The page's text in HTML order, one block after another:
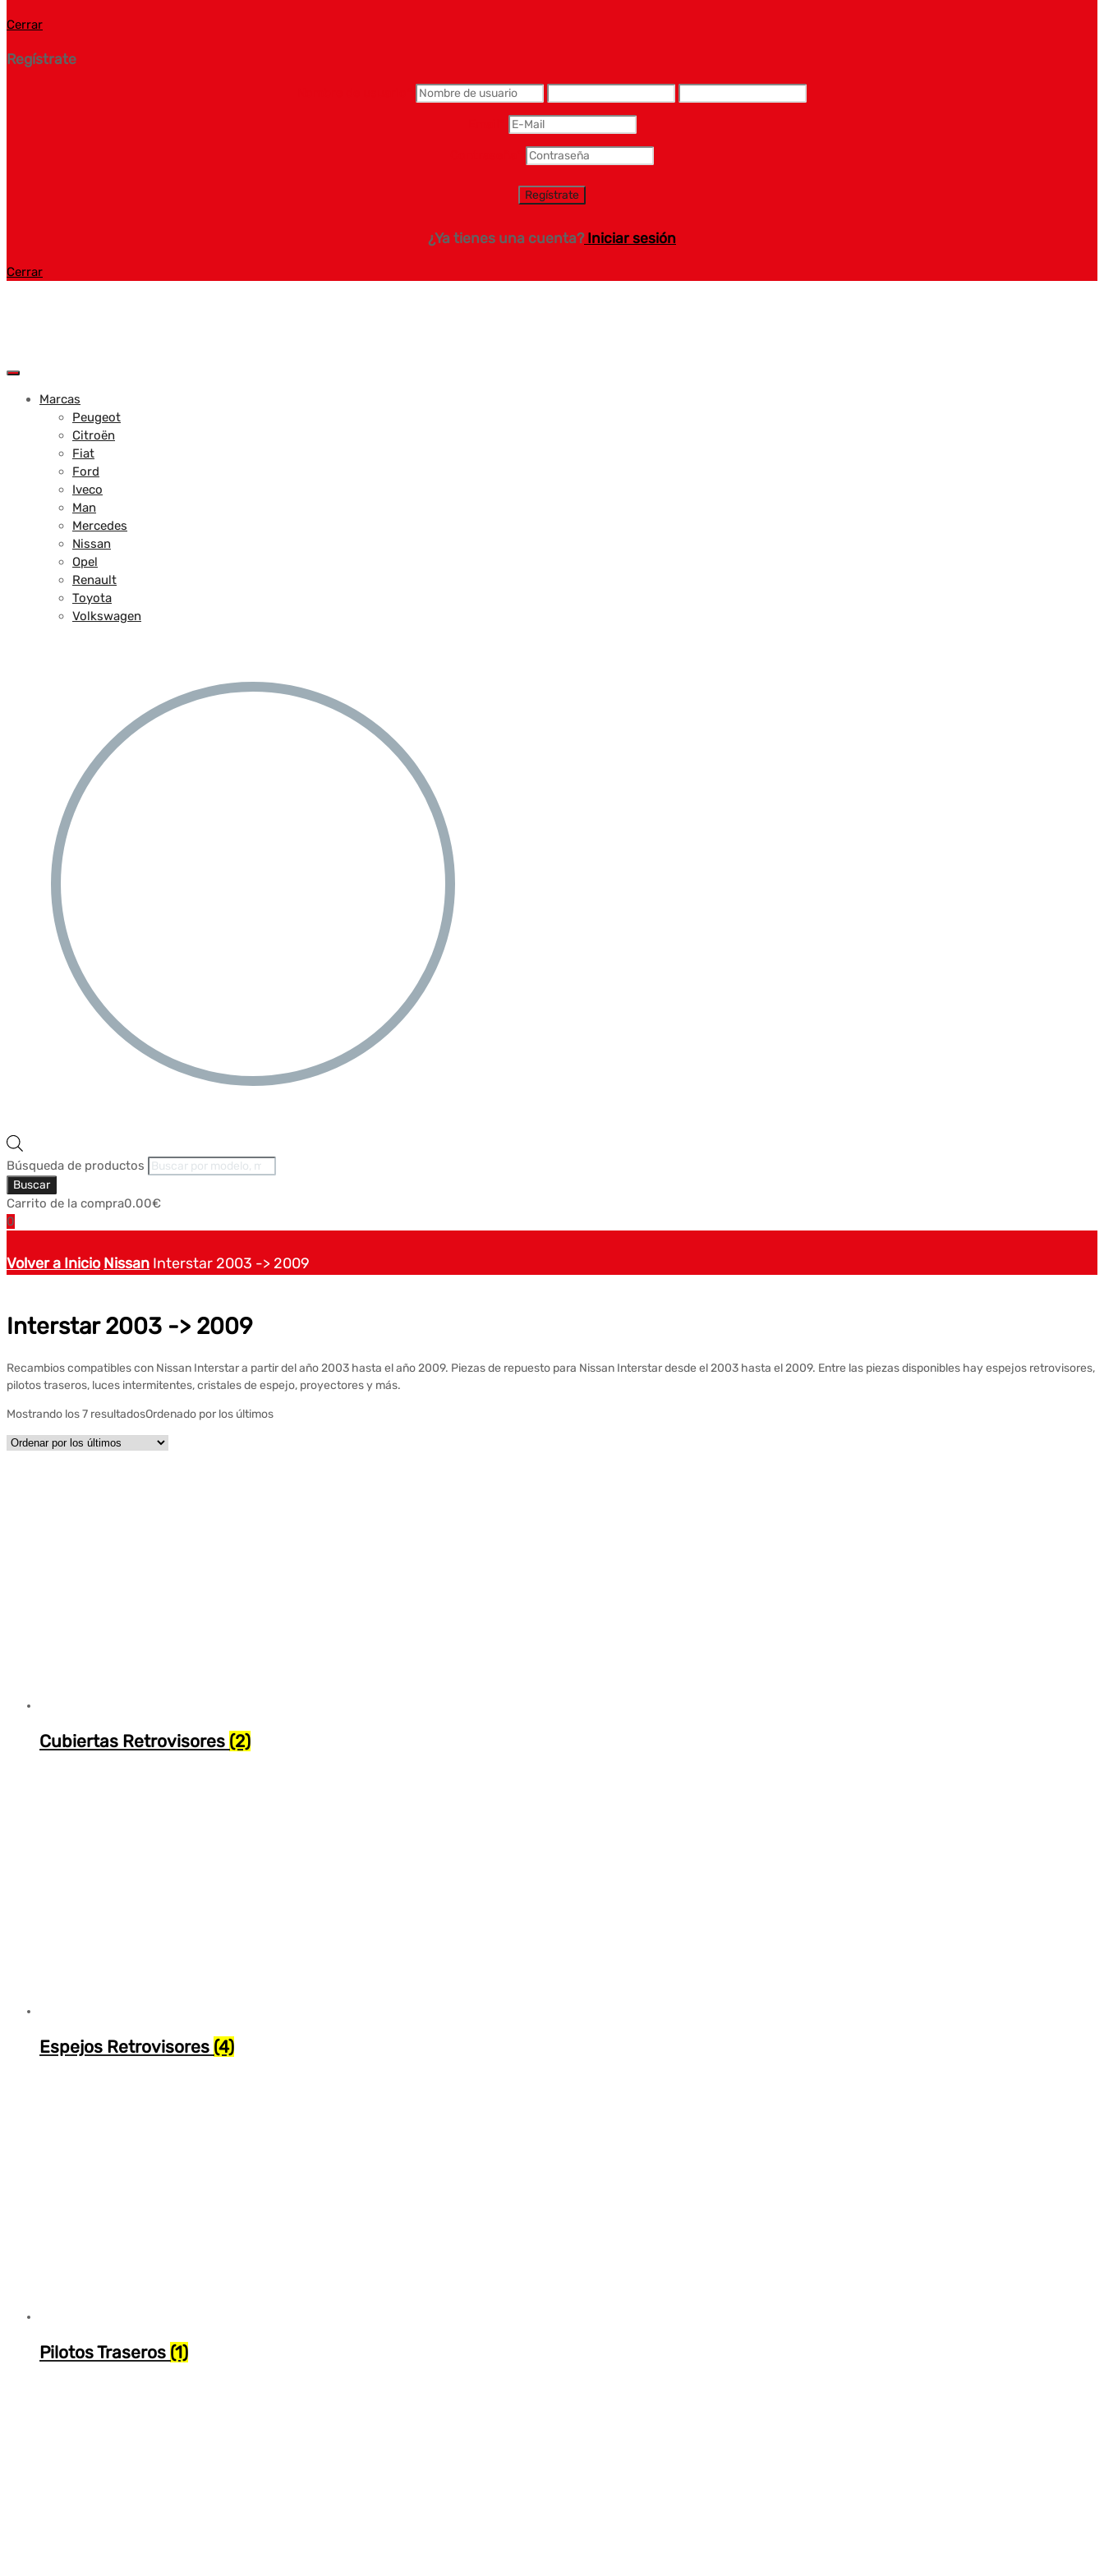
Cerrar
Regístrate
¿Ya tienes una cuenta?Iniciar sesión
Cerrar
Marcas
Peugeot
Citroën
Fiat
Ford
Iveco
Man
Mercedes
Nissan
Opel
Renault
Toyota
Volkswagen
Búsqueda de productos
Buscar
Carrito de la compra0.00€
0
Volver a Inicio Nissan Interstar 2003 -> 2009
Interstar 2003 -> 2009
Recambios compatibles con Nissan Interstar a partir del año 2003 hasta el año 2009. Piezas de repuesto para Nissan Interstar desde el 2003 hasta el 2009. Entre las piezas disponibles hay espejos retrovisores,
pilotos traseros, luces intermitentes, cristales de espejo, proyectores y más.
Mostrando los 7 resultadosOrdenado por los últimos
Cubiertas Retrovisores (2)
Espejos Retrovisores (4)
Pilotos Traseros (1)